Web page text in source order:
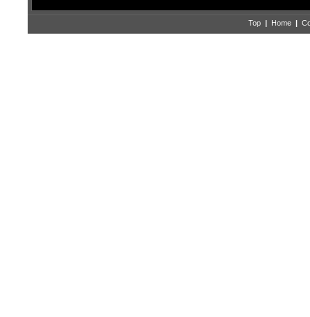
Top | Home |